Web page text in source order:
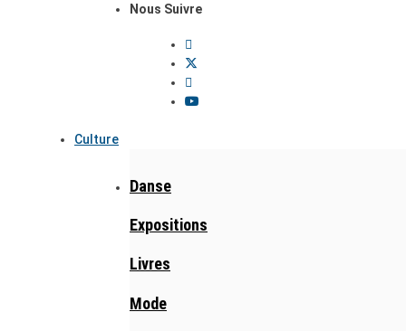
Nous Suivre
Culture
Danse
Expositions
Livres
Mode